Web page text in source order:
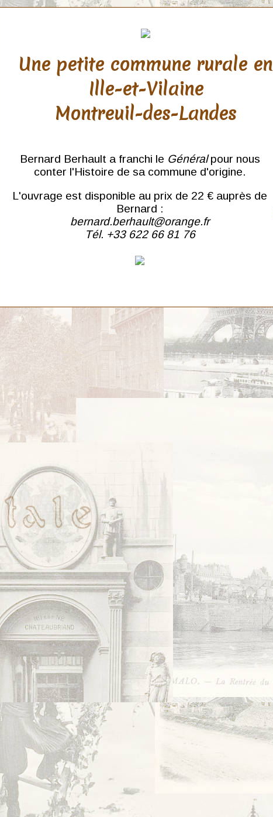
Une petite commune rurale en
Ille-et-Vilaine
Montreuil-des-Landes
Bernard Berhault a franchi le Généralpour nous
conter l'Histoire de sa commune d'origine.
L'ouvrage est disponible au prix de 22 € auprès de
Bernard :
bernard.berhault@orange.fr
Tél. +33 622 66 81 76